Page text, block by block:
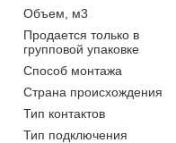
Объем, м3
Продается только в
групповой упаковке
Способ монтажа
Страна происхождения
Тип контактов
Тип подключения